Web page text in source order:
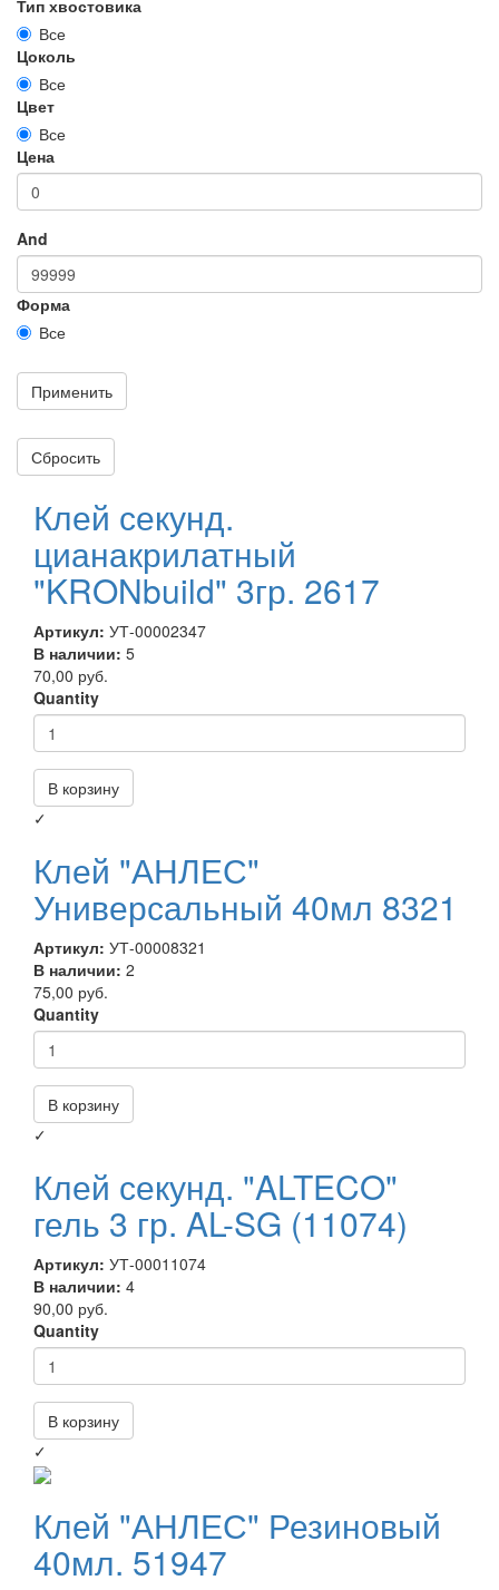
Тип хвостовика
Все
Цоколь
Все
Цвет
Все
Цена
And
Форма
Все
Применить
Сбросить
Клей секунд.
цианакрилатный
"KRONbuild" 3гр. 2617
Артикул: УТ-00002347
В наличии: 5
70,00 руб.
Quantity
В корзину
✓
Клей "АНЛЕС"
Универсальный 40мл 8321
Артикул: УТ-00008321
В наличии: 2
75,00 руб.
Quantity
В корзину
✓
Клей секунд. "ALTECO"
гель 3 гр. AL-SG (11074)
Артикул: УТ-00011074
В наличии: 4
90,00 руб.
Quantity
В корзину
✓
Клей "АНЛЕС" Резиновый
40мл. 51947